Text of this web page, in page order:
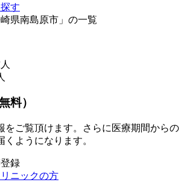
す
県南島原市」の一覧
料）
をご覧頂けます。さらに医療期間からの
ようになります。
録
ニックの方